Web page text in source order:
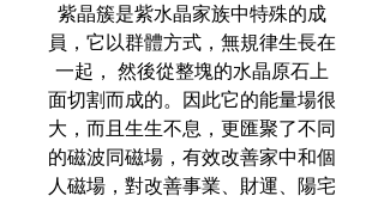
紫晶簇是紫水晶家族中特殊的成
員，它以群體方式，無規律生長在
一起， 然後從整塊的水晶原石上
面切割而成的。因此它的能量場很
大，而且生生不息，更匯聚了不同
的磁波同磁場，有效改善家中和個
人磁場，對改善事業、財運、陽宅